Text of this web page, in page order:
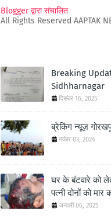
Blogger द्वारा संचालित
All Rights Reserved AAPTAK
Breaking
Sidhharnagar
दिसंबर 16, 2025
ब्रेकिंग न्यूज़
नवंबर 03, 2024
घर के बंटवारे को
पत्नी दोनों को मार
जनवरी 06, 2025